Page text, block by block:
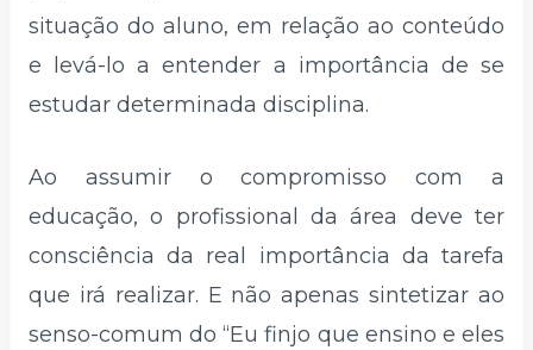
situação do aluno, em relação ao conteúdo
e levá-lo a entender a importância de se
estudar determinada disciplina.
Ao assumir o compromisso com a
educação, o profissional da área deve ter
consciência da real importância da tarefa
que irá realizar. E não apenas sintetizar ao
senso-comum do “Eu finjo que ensino e eles